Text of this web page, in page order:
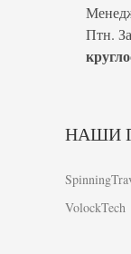
Птн.
НАШИ
VolockTech